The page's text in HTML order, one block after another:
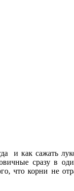
и как сажать
сразу в
что корни не